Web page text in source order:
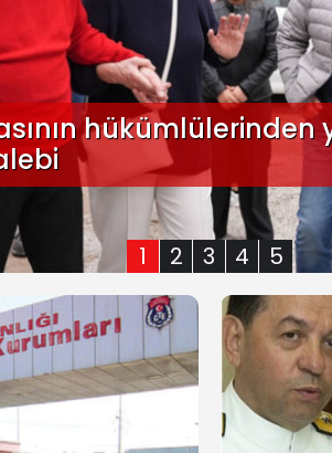
1 2 3 4 5
hükümlülerinden